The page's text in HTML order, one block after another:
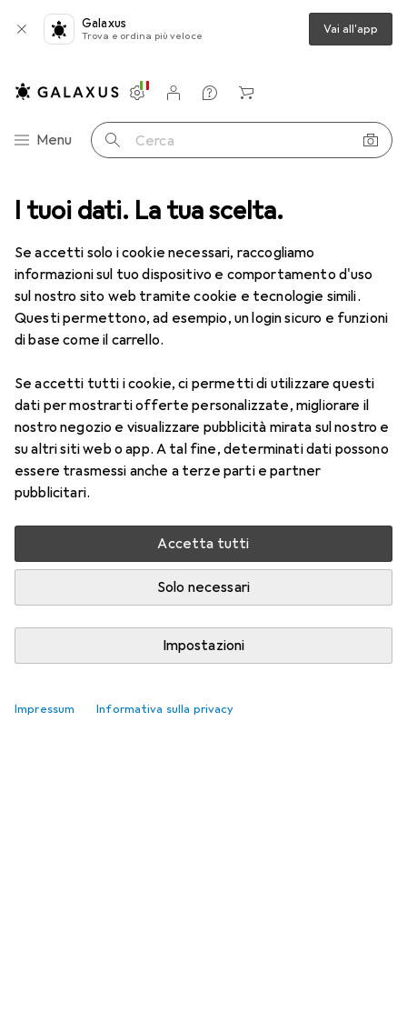
I tuoi dati. La tua scelta.
Se accetti solo i cookie necessari, raccogliamo
informazioni sul tuo dispositivo e comportamento d'uso
sul nostro sito web tramite cookie e tecnologie simili.
Questi permettono, ad esempio, un login sicuro e funzioni
di base come il carrello.
Se accetti tutti i cookie, ci permetti di utilizzare questi
dati per mostrarti offerte personalizzate, migliorare il
nostro negozio e visualizzare pubblicità mirata sul nostro e
su altri siti web o app. A tal fine, determinati dati possono
essere trasmessi anche a terze parti e partner
pubblicitari.
Accetta tutti
Solo necessari
Impostazioni
Impressum Informativa sulla privacy
Galaxus
Trova e ordina più veloce Vai all'app
Categoria Navigazione
Menu Cerca
Impostazioni
Conto cliente
Liste di confronto
Liste dei desideri
Carrello
Fetish Plug per il pene Rimba Bastone uretrale
EUR
42,87
RimbaBastone uretrale
Accessori per Rimba Bastone
uretrale
Qui trovi accessori adatti per il prodotto Rimba Bastone
uretrale.
Rilevanza
Nessun prodotto trovato